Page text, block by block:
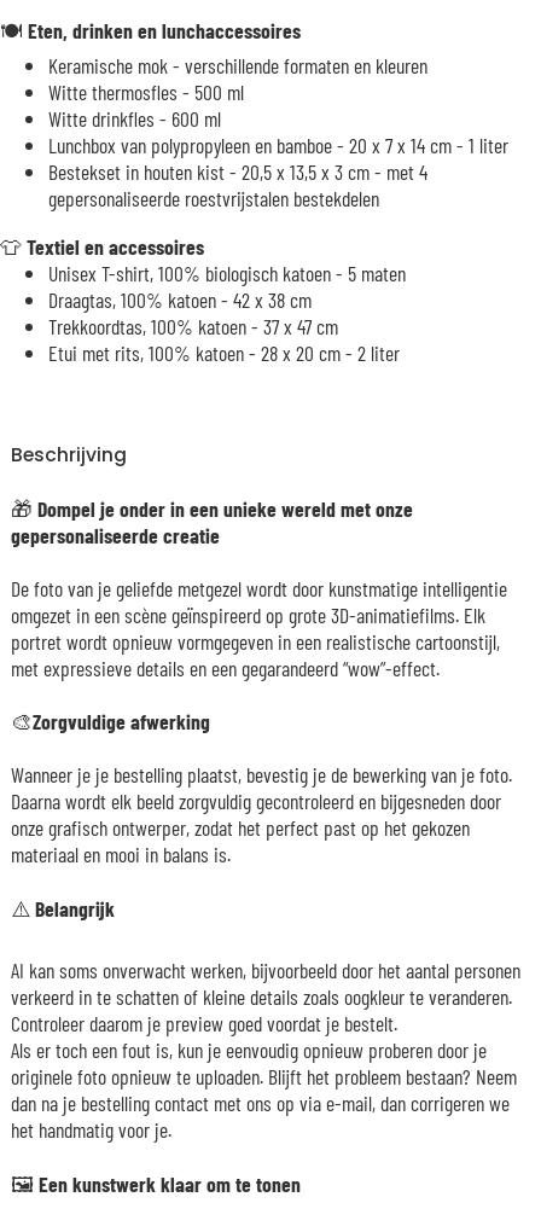
🍽️ Eten, drinken en lunchaccessoires
Keramische mok - verschillende formaten en kleuren
Witte thermosfles - 500 ml
Witte drinkfles - 600 ml
Lunchbox van polypropyleen en bamboe - 20 x 7 x 14 cm - 1 liter
Bestekset in houten kist - 20,5 x 13,5 x 3 cm - met 4
gepersonaliseerde roestvrijstalen bestekdelen
👕Textiel en accessoires
Unisex T-shirt, 100% biologisch katoen - 5 maten
Draagtas, 100% katoen - 42 x 38 cm
Trekkoordtas, 100% katoen - 37 x 47 cm
Etui met rits, 100% katoen - 28 x 20 cm - 2 liter
Beschrijving
🎁 Dompel je onder in een unieke wereld met onze
gepersonaliseerde creatie
De foto van je geliefde metgezel wordt door kunstmatige intelligentie
omgezet in een scène geïnspireerd op grote 3D-animatiefilms. Elk
portret wordt opnieuw vormgegeven in een realistische cartoonstijl,
met expressieve details en een gegarandeerd “wow”-effect.
🎨Zorgvuldige afwerking
Wanneer je je bestelling plaatst, bevestig je de bewerking van je foto.
Daarna wordt elk beeld zorgvuldig gecontroleerd en bijgesneden door
onze grafisch ontwerper, zodat het perfect past op het gekozen
materiaal en mooi in balans is.
⚠️ Belangrijk
AI kan soms onverwacht werken, bijvoorbeeld door het aantal personen
verkeerd in te schatten of kleine details zoals oogkleur te veranderen.
Controleer daarom je preview goed voordat je bestelt.
Als er toch een fout is, kun je eenvoudig opnieuw proberen door je
originele foto opnieuw te uploaden. Blijft het probleem bestaan? Neem
dan na je bestelling contact met ons op via e-mail, dan corrigeren we
het handmatig voor je.
🖼️Een kunstwerk klaar om te tonen